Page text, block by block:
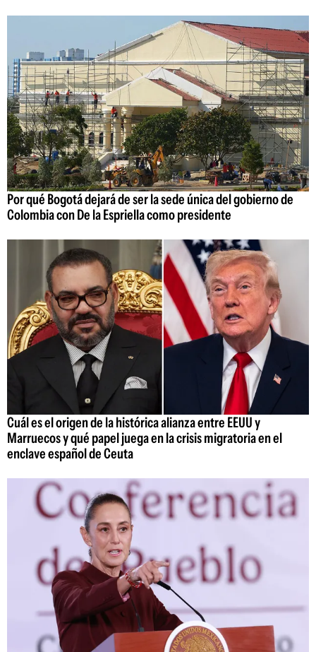
Por qué Bogotá dejará de ser la sede única del gobierno de
Colombia con De la Espriella como presidente
Cuál es el origen de la histórica alianza entre EEUU y
Marruecos y qué papel juega en la crisis migratoria en el
enclave español de Ceuta